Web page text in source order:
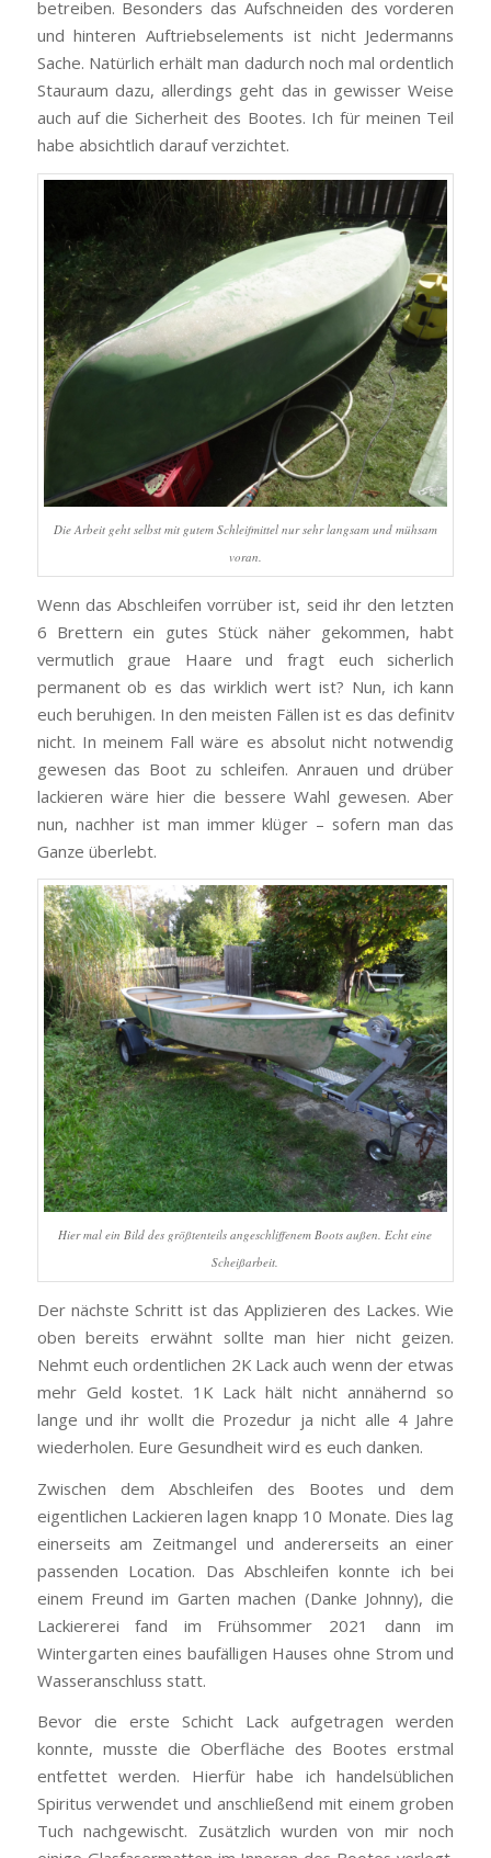
betreiben. Besonders das Aufschneiden des vorderen
und hinteren Auftriebselements ist nicht Jedermanns
Sache. Natürlich erhält man dadurch noch mal ordentlich
Stauraum dazu, allerdings geht das in gewisser Weise
auch auf die Sicherheit des Bootes. Ich für meinen Teil
habe absichtlich darauf verzichtet.
Die Arbeit geht selbst mit gutem Schleifmittel nur sehr langsam und mühsam
voran.
Wenn das Abschleifen vorrüber ist, seid ihr den letzten
6 Brettern ein gutes Stück näher gekommen, habt
vermutlich graue Haare und fragt euch sicherlich
permanent ob es das wirklich wert ist? Nun, ich kann
euch beruhigen. In den meisten Fällen ist es das definitv
nicht. In meinem Fall wäre es absolut nicht notwendig
gewesen das Boot zu schleifen. Anrauen und drüber
lackieren wäre hier die bessere Wahl gewesen. Aber
nun, nachher ist man immer klüger – sofern man das
Ganze überlebt.
Hier mal ein Bild des größtenteils angeschliffenem Boots außen. Echt eine
Scheißarbeit.
Der nächste Schritt ist das Applizieren des Lackes. Wie
oben bereits erwähnt sollte man hier nicht geizen.
Nehmt euch ordentlichen 2K Lack auch wenn der etwas
mehr Geld kostet. 1K Lack hält nicht annähernd so
lange und ihr wollt die Prozedur ja nicht alle 4 Jahre
wiederholen. Eure Gesundheit wird es euch danken.
Zwischen dem Abschleifen des Bootes und dem
eigentlichen Lackieren lagen knapp 10 Monate. Dies lag
einerseits am Zeitmangel und andererseits an einer
passenden Location. Das Abschleifen konnte ich bei
einem Freund im Garten machen (Danke Johnny), die
Lackiererei fand im Frühsommer 2021 dann im
Wintergarten eines baufälligen Hauses ohne Strom und
Wasseranschluss statt.
Bevor die erste Schicht Lack aufgetragen werden
konnte, musste die Oberfläche des Bootes erstmal
entfettet werden. Hierfür habe ich handelsüblichen
Spiritus verwendet und anschließend mit einem groben
Tuch nachgewischt. Zusätzlich wurden von mir noch